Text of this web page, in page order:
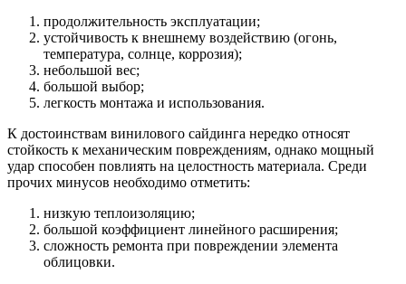
продолжительность эксплуатации;
устойчивость к внешнему воздействию (огонь,
температура, солнце, коррозия);
небольшой вес;
большой выбор;
легкость монтажа и использования.
К достоинствам винилового сайдинга нередко относят
стойкость к механическим повреждениям, однако мощный
удар способен повлиять на целостность материала. Среди
прочих минусов необходимо отметить:
низкую теплоизоляцию;
большой коэффициент линейного расширения;
сложность ремонта при повреждении элемента
облицовки.